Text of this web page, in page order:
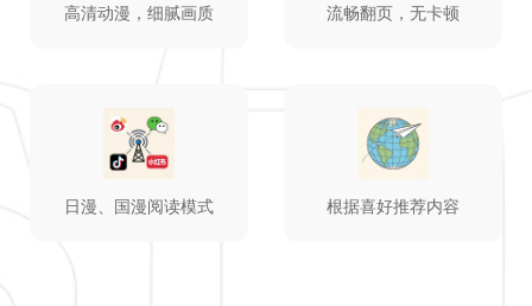
高清动漫，细腻画质 流畅翻页，无卡顿
日漫、国漫阅读模式 根据喜好推荐内容